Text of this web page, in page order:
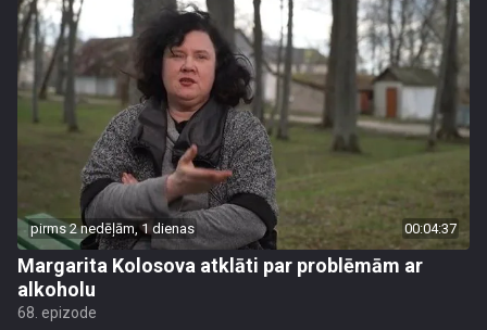
pirms 2 nedēļām, 1 dienas 00:04:37
Margarita Kolosova atklāti par problēmām ar
alkoholu
68. epizode